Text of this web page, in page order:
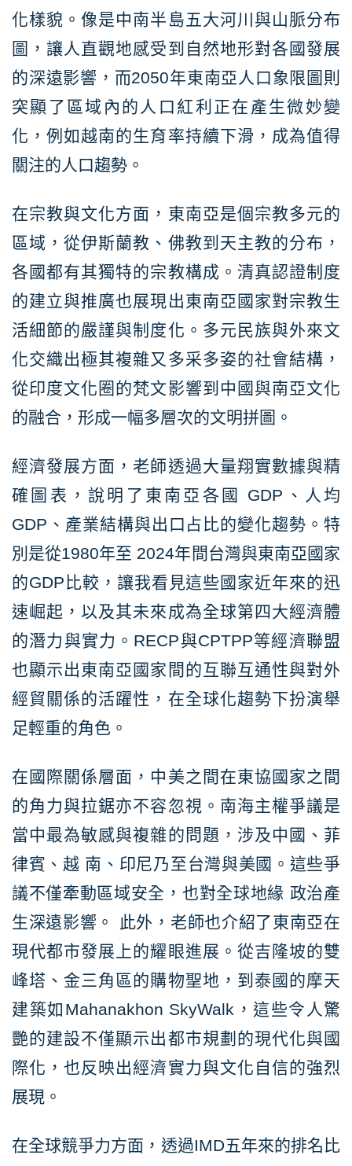
化樣貌。像是中南半島五大河川與山脈分布
圖，讓人直觀地感受到自然地形對各國發展
的深遠影響，而2050年東南亞人口象限圖則
突顯了區域內的人口紅利正在產生微妙變
化，例如越南的生育率持續下滑，成為值得
關注的人口趨勢。
在宗教與文化方面，東南亞是個宗教多元的
區域，從伊斯蘭教、佛教到天主教的分布，
各國都有其獨特的宗教構成。清真認證制度
的建立與推廣也展現出東南亞國家對宗教生
活細節的嚴謹與制度化。多元民族與外來文
化交織出極其複雜又多采多姿的社會結構，
從印度文化圈的梵文影響到中國與南亞文化
的融合，形成一幅多層次的文明拼圖。
經濟發展方面，老師透過大量翔實數據與精
確圖表，說明了東南亞各國 GDP、人均
GDP、產業結構與出口占比的變化趨勢。特
別是從1980年至 2024年間台灣與東南亞國家
的GDP比較，讓我看見這些國家近年來的迅
速崛起，以及其未來成為全球第四大經濟體
的潛力與實力。RECP與CPTPP等經濟聯盟
也顯示出東南亞國家間的互聯互通性與對外
經貿關係的活躍性，在全球化趨勢下扮演舉
足輕重的角色。
在國際關係層面，中美之間在東協國家之間
的角力與拉鋸亦不容忽視。南海主權爭議是
當中最為敏感與複雜的問題，涉及中國、菲
律賓、越 南、印尼乃至台灣與美國。這些爭
議不僅牽動區域安全，也對全球地緣 政治產
生深遠影響。 此外，老師也介紹了東南亞在
現代都市發展上的耀眼進展。從吉隆坡的雙
峰塔、金三角區的購物聖地，到泰國的摩天
建築如Mahanakhon SkyWalk，這些令人驚
艷的建設不僅顯示出都市規劃的現代化與國
際化，也反映出經濟實力與文化自信的強烈
展現。
在全球競爭力方面，透過IMD五年來的排名比